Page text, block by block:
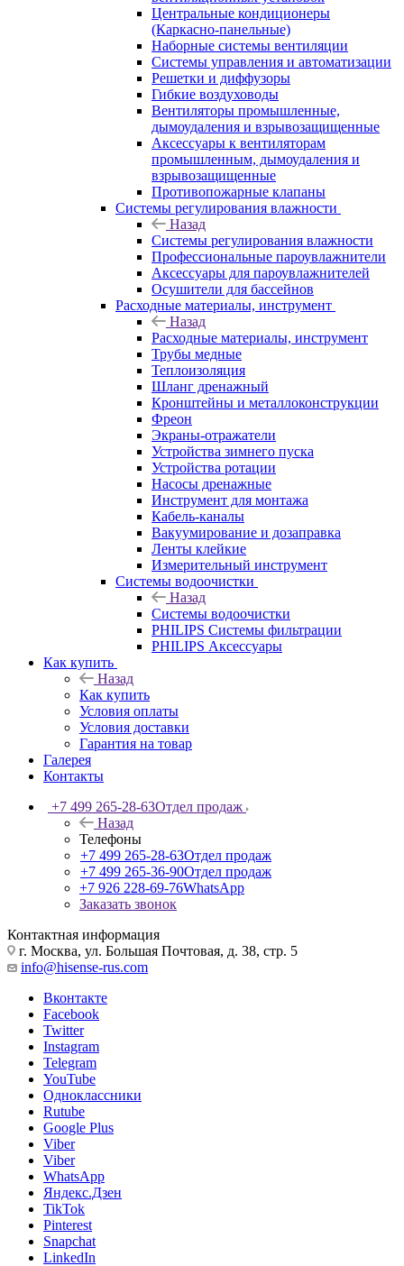
Центральные кондиционеры
(Каркасно-панельные)
Наборные системы вентиляции
Системы управления и автоматизации
Решетки и диффузоры
Гибкие воздуховоды
Вентиляторы промышленные,
дымоудаления и взрывозащищенные
Аксессуары к вентиляторам
промышленным, дымоудаления и
взрывозащищенные
Противопожарные клапаны
Системы регулирования влажности
Назад
Системы регулирования влажности
Профессиональные пароувлажнители
Аксессуары для пароувлажнителей
Осушители для бассейнов
Расходные материалы, инструмент
Назад
Расходные материалы, инструмент
Трубы медные
Теплоизоляция
Шланг дренажный
Кронштейны и металлоконструкции
Фреон
Экраны-отражатели
Устройства зимнего пуска
Устройства ротации
Насосы дренажные
Инструмент для монтажа
Кабель-каналы
Вакуумирование и дозаправка
Ленты клейкие
Измерительный инструмент
Системы водоочистки
Назад
Системы водоочистки
PHILIPS Системы фильтрации
PHILIPS Аксессуары
Как купить
Назад
Как купить
Условия оплаты
Условия доставки
Гарантия на товар
Галерея
Контакты
+7 499 265-28-63Отдел продаж
Назад
Телефоны
+7 499 265-28-63Отдел продаж
+7 499 265-36-90Отдел продаж
+7 926 228-69-76WhatsApp
Заказать звонок
Контактная информация
г. Москва, ул. Большая Почтовая, д. 38, стр. 5
info@hisense-rus.com
Вконтакте
Facebook
Twitter
Instagram
Telegram
YouTube
Одноклассники
Rutube
Google Plus
Viber
Viber
WhatsApp
Яндекс.Дзен
TikTok
Pinterest
Snapchat
LinkedIn